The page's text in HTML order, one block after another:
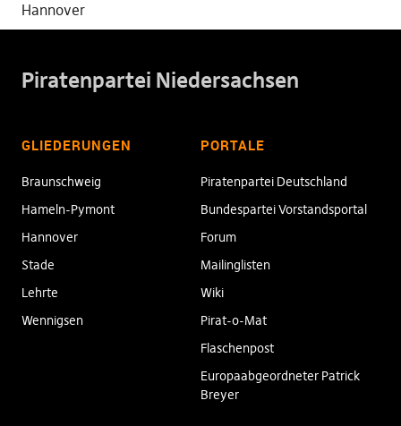
Hannover
Piratenpartei Niedersachsen
GLIEDERUNGEN
Braunschweig
Hameln-Pymont
Hannover
Stade
Lehrte
Wennigsen
PORTALE
Piratenpartei Deutschland
Bundespartei Vorstandsportal
Forum
Mailinglisten
Wiki
Pirat-o-Mat
Flaschenpost
Europaabgeordneter Patrick
Breyer